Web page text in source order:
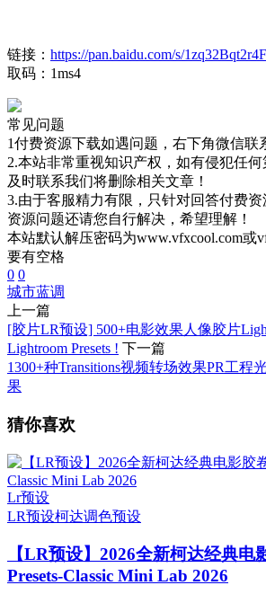
链接： https://pan.baidu.com/s/
取码：1ms4
常见问题
1付费资源下载如遇问题，右下角微信联
2.本站非常重视知识产权，如有侵犯任
及时联系我们将删除相关文章！
3.由于客服精力有限，只针对回答付费
资源问题还请您自行解决，希望理解！
本站默认解压密码为www.vfxcool.com或
要有空格
0 0
城市蓝调
上一篇
[胶片LR预设] 500+电影效果人像胶片
Lightroom Presets ! 下一篇
1300+种Transitions视频转场效果PR工程
果
猜你喜欢
Lr预设
LR预设柯达调色预设
【LR预设】2026全新柯达经典电
Presets-Classic Mini Lab 2026